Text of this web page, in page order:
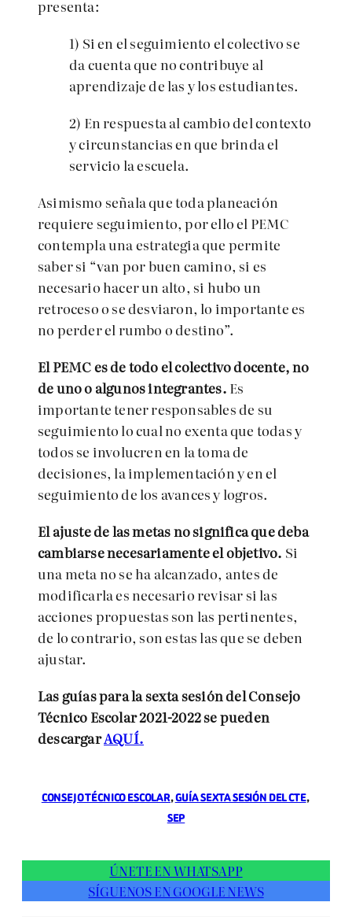
presenta:
1) Si en el seguimiento el colectivo se
da cuenta que no contribuye al
aprendizaje de las y los estudiantes.
2) En respuesta al cambio del contexto
y circunstancias en que brinda el
servicio la escuela.
Asimismo señala que toda planeación
requiere seguimiento, por ello el PEMC
contempla una estrategia que permite
saber si “van por buen camino, si es
necesario hacer un alto, si hubo un
retroceso o se desviaron, lo importante es
no perder el rumbo o destino”.
El PEMC es de todo el colectivo docente, no
de uno o algunos integrantes. Es
importante tener responsables de su
seguimiento lo cual no exenta que todas y
todos se involucren en la toma de
decisiones, la implementación y en el
seguimiento de los avances y logros.
El ajuste de las metas no significa que deba
cambiarse necesariamente el objetivo. Si
una meta no se ha alcanzado, antes de
modificarla es necesario revisar si las
acciones propuestas son las pertinentes,
de lo contrario, son estas las que se deben
ajustar.
Las guías para la sexta sesión del Consejo
Técnico Escolar 2021-2022 se pueden
descargarAQUÍ.
CONSEJO TÉCNICO ESCOLAR, GUÍA SEXTA SESIÓN DEL CTE,
SEP
ÚNETE EN WHATSAPP
SÍGUENOS EN GOOGLE NEWS